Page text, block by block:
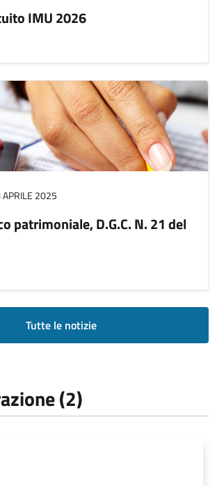
IMU 2026
APRILE 2025
patrimoniale, D.G.C. N. 21 del
Tutte le notizie
(2)